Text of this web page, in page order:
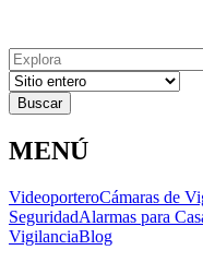
Resultados
para
MENÚ
VideoporteroCámaras de
SeguridadAlarmas para
VigilanciaBlog